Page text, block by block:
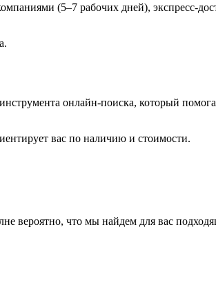
(5–7 рабочих дней), экспресс-
онлайн-поиска, который
вас по наличию и стоимости.
вероятно, что мы найдем для вас